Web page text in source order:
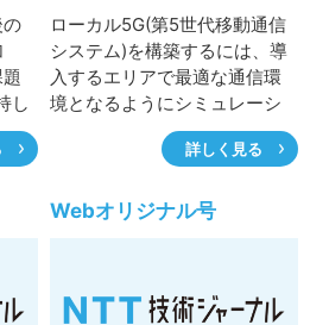
し
て
し
ローカル5G(第5世代移動通信
システム)を構築するには、導
入するエリアで最適な通信環
境となるようにシミュレーシ
ョンなどを活用して事前に基
地局の設置位置や出力などを
リア内が所望の電波強度とな
のための電波調査が必要とな
詳しく見る
Webオリジナル号